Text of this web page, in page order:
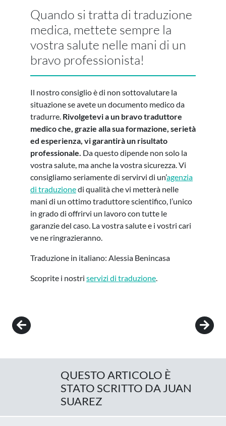
Quando si tratta di traduzione
medica, mettete sempre la
vostra salute nelle mani di un
bravo professionista!
Il nostro consiglio è di non sottovalutare la
situazione se avete un documento medico da
tradurre. Rivolgetevi a un bravo traduttore
medico che, grazie alla sua formazione, serietà
ed esperienza, vi garantirà un risultato
professionale. Da questo dipende non solo la
vostra salute, ma anche la vostra sicurezza. Vi
consigliamo seriamente di servirvi di un’agenzia
di traduzionedi qualità che vi metterà nelle
mani di un ottimo traduttore scientifico, l’unico
in grado di offrirvi un lavoro con tutte le
garanzie del caso. La vostra salute e i vostri cari
ve ne ringrazieranno.
Traduzione in italiano: Alessia Benincasa
Scoprite i nostri servizi di traduzione
Post navigation
QUESTO ARTICOLO È
STATO SCRITTO DA JUAN
SUAREZ